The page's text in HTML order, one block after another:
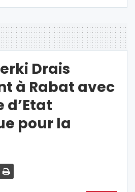
Drais
à Rabat avec
d’Etat
pour la